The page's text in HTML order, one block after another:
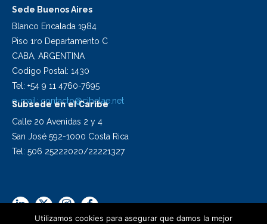
Sede Buenos Aires
Blanco Encalada 1984
Piso 1ro Departamento C
CABA, ARGENTINA
Codigo Postal: 1430
Tel: +54 9 11 4760-7695
e-mail: contacto@cibelae.net
Subsede en el Caribe
Calle 20 Avenidas 2 y 4
San José 592-1000 Costa Rica
Tel: 506 25222020/22221327
Utilizamos cookies para asegurar que damos la mejor